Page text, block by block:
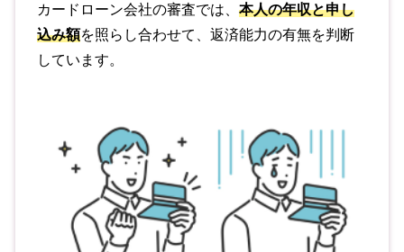
カードローン会社の審査では、本人の年収と申し
込み額を照らし合わせて、返済能力の有無を判断
しています。